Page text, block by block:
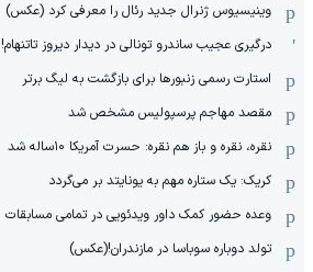
وینیسیوس ژنرال جدید رئال را معرفی کرد (عکس)
درگیری عجیب ساندرو تونالی در دیدار دیروز تاتنهام!
استارت رسمی زنبورها برای بازگشت به لیگ برتر
مقصد مهاجم پرسپولیس مشخص شد
نقره، نقره و باز هم نقره: حسرت آمریکا ۱۰‌ساله شد
کریک: یک ستاره مهم به یونایتد بر می‌گردد
وعده حضور کمک داور ویدئویی در تمامی مسابقات
تولد دوباره سوباسا در مازندران!(عکس)